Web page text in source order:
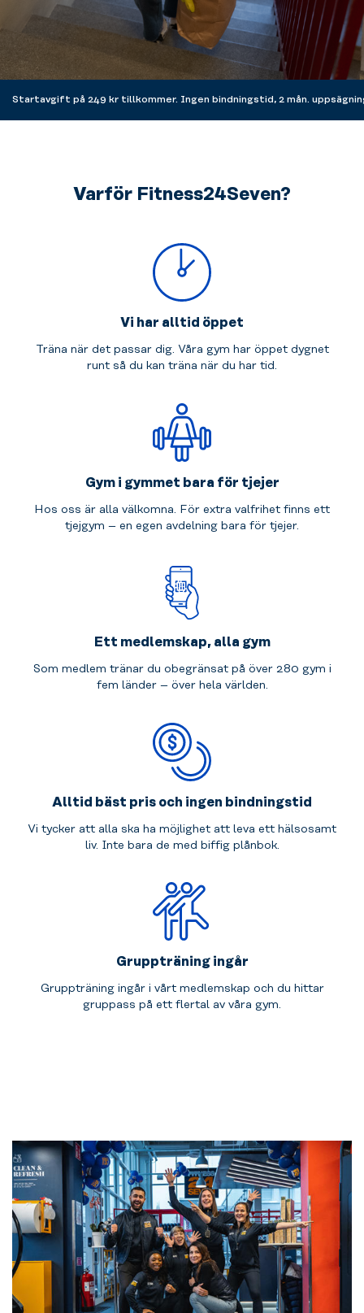
Startavgift på 249 kr tillkommer. Ingen bindningstid, 2 mån.
Varför Fitness24Seven?
Vi har alltid öppet
Träna när det passar dig. Våra gym har öppet dygnet
runt så du kan träna när du har tid.
Gym i gymmet bara för tjejer
Hos oss är alla välkomna. För extra valfrihet finns ett
tjejgym – en egen avdelning bara för tjejer.
Ett medlemskap, alla gym
Som medlem tränar du obegränsat på över 280 gym i
fem länder – över hela världen.
Alltid bäst pris och ingen bindningstid
Vi tycker att alla ska ha möjlighet att leva ett hälsosamt
liv. Inte bara de med biffig plånbok.
Gruppträning ingår
Gruppträning ingår i vårt medlemskap och du hittar
gruppass på ett flertal av våra gym.